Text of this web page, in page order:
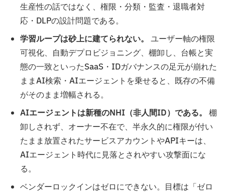
生産性の話ではなく、権限・分類・監査・退職者対
応・DLPの設計問題である。
学習ループは砂上に建てられない。 ユーザー軸の権限
可視化、自動デプロビジョニング、棚卸し、台帳と実
態の一致といったSaaS・IDガバナンスの足元が崩れた
ままAI検索・AIエージェントを乗せると、既存の不備
がそのまま増幅される。
AIエージェントは新種のNHI（非人間ID）である。 棚
卸しされず、オーナー不在で、半永久的に権限が付い
たまま放置されたサービスアカウントやAPIキーは、
AIエージェント時代に見落とされやすい攻撃面にな
る。
ベンダーロックインはゼロにできない。目標は「ゼロ